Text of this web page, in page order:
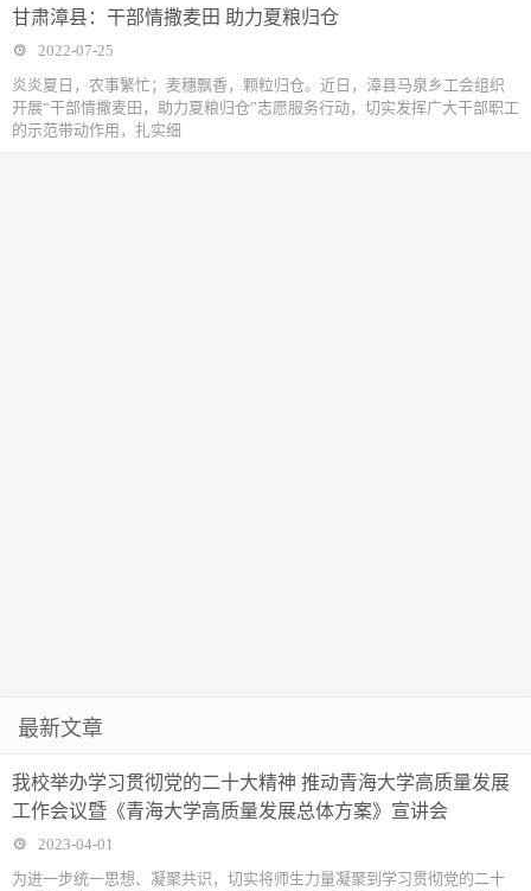
甘肃漳县：干部情撒麦田 助力夏粮归仓
2022-07-25
炎炎夏日，农事繁忙；麦穗飘香，颗粒归仓。近日，漳县马泉乡工会组织
开展“干部情撒麦田，助力夏粮归仓”志愿服务行动，切实发挥广大干部职工
的示范带动作用，扎实细
最新文章
我校举办学习贯彻党的二十大精神 推动青海大学高质量发展
工作会议暨《青海大学高质量发展总体方案》宣讲会
2023-04-01
为进一步统一思想、凝聚共识，切实将师生力量凝聚到学习贯彻党的二十